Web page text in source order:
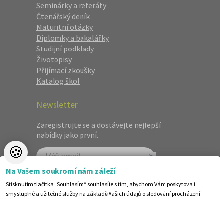
Seminárky a referáty
Čtenářský deník
Maturitní otázky
Diplomky a bakalářky
Studijní podklady
Životopisy
Přijímací zkoušky
Katalog škol
Newsletter
Zaregistrujte se a dostávejte nejlepší
nabídky jako první.
🍪
Na Vašem soukromí nám záleží
Stisknutím tlačítka „Souhlasím“ souhlasíte s tím, abychom Vám poskytovali
smysluplné a užitečné služby na základě Vašich údajů o sledování procházení